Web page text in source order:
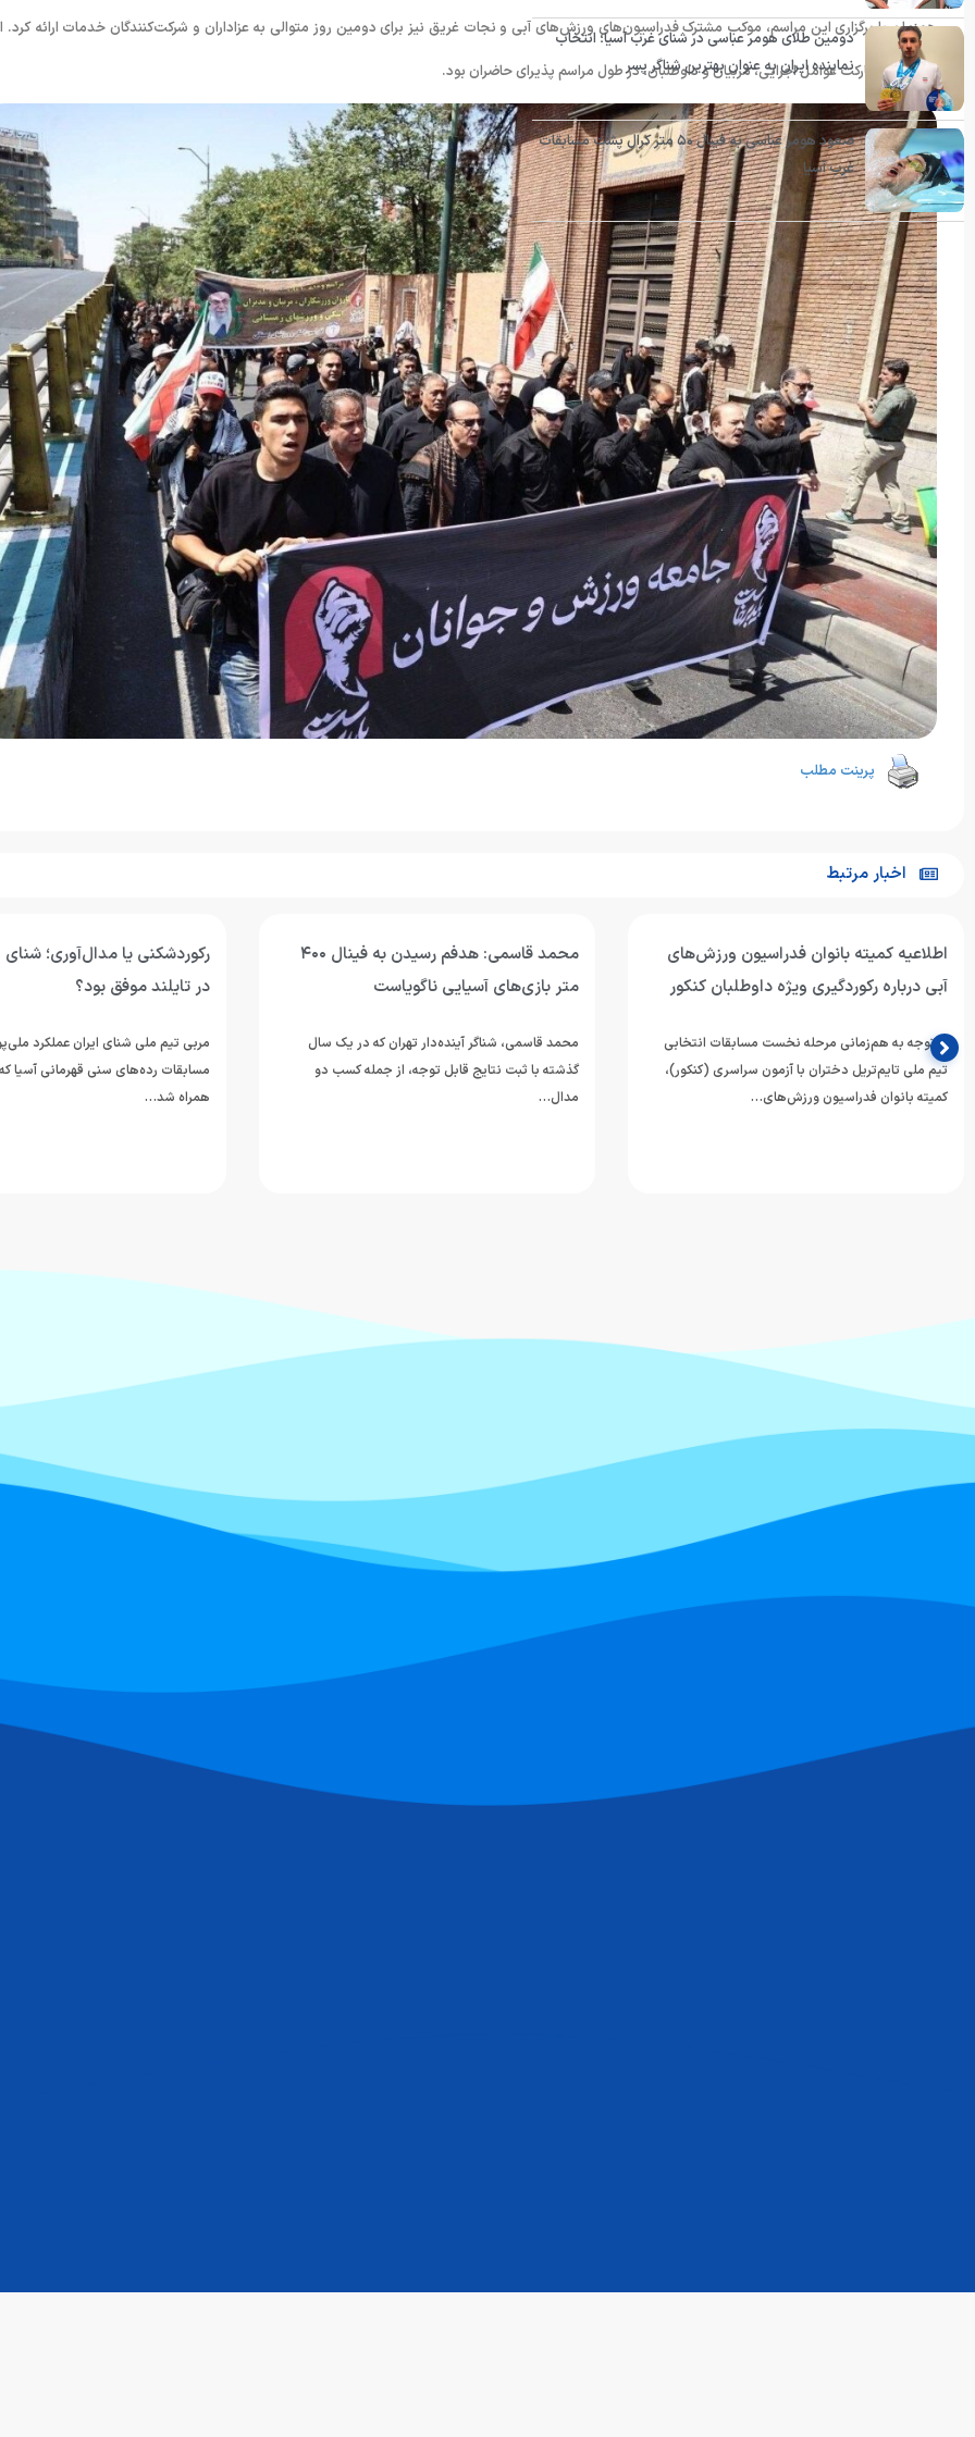
همزمان با برگزاری این مراسم، موکب مشترک فدراسیون‌های ورزش‌های آبی و نجات غریق نیز برای دومین روز متوالی به عزاداران و شرکت‌کنندگان خدمات ارائه کرد.
موکب با مشارکت عوامل اجرایی، مربیان و داوطلبان، در طول مراسم پذیرای حاضران بود.
پرینت مطلب
دومین طلای هومر عباسی در شنای غرب آسیا؛ انتخاب
نماینده ایران به عنوان بهترین شناگر پسر
صعود هومر عباسی به فینال ۵۰ متر کرال پشت مسابقات
غرب آسیا
اخبار مرتبط
اطلاعیه کمیته بانوان فدراسیون ورزش‌های
آبی درباره رکوردگیری ویژه داوطلبان کنکور
با توجه به هم‌زمانی مرحله نخست مسابقات انتخابی
تیم ملی تایم‌تریل دختران با آزمون سراسری (کنکور)،
کمیته بانوان فدراسیون ورزش‌های…
محمد قاسمی: هدفم رسیدن به فینال ۴۰۰
متر بازی‌های آسیایی ناگویاست
محمد قاسمی، شناگر آینده‌دار تهران که در یک سال
گذشته با ثبت نتایج قابل توجه، از جمله کسب دو
مدال…
رکوردشکنی یا مدال‌آوری؛ شنای
در تایلند موفق بود؟
مربی تیم ملی شنای ایران عملکرد
همراه شد…